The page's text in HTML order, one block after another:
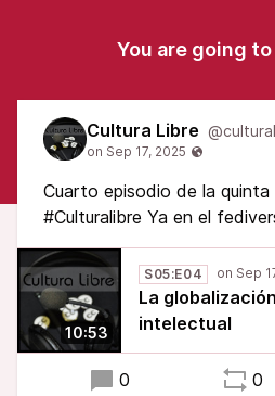
You are going
Cultura Libre
Cuarto episodio de la
#Culturalibre Ya en el
10:53
S05:E04
La
intelectual
0 0